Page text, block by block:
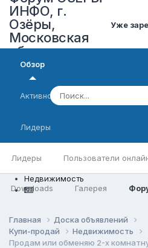
ИНФО, г.
Озёры,
Московская
область
Уже
Обзор
Лидеры Пользователи
Downloads Галерея
Активность
Лидеры
Недвижимость
Главная
Доска объявлений
Купи-продай
Недвижимость